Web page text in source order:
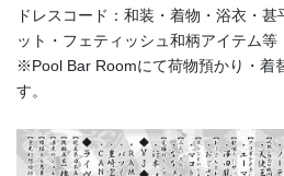
ドレスコード：和装・着物・浴衣・
ット・フェティッシュ和柄アイテム
※Pool Bar Roomにて荷物預かり・着
す。